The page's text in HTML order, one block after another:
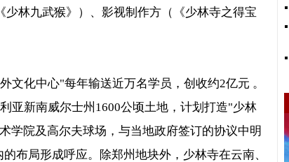
林九武猴》）、影视制作方（《少林寺之得宝
文化中心"每年输送近万名学员，创收约2亿元 。
亚新南威尔士州 1600公顷土地，计划打造"少林
学院及高尔夫球场，与当地政府签订的协议中明
布局形成呼应。除郑州地块外，少林寺在云南、